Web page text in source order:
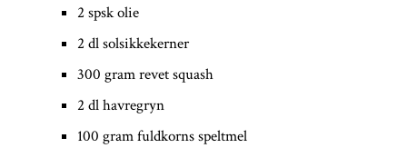
2 spsk olie
2 dl solsikkekerner
300 gram revet squash
2 dl havregryn
100 gram fuldkorns speltmel